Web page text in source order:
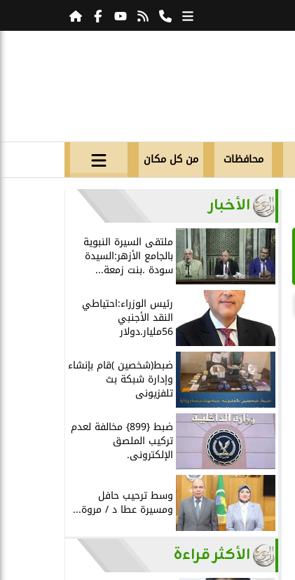
محافظات من كل مكان
الأخبار
ملتقى السيرة النبوية
بالجامع الأزهر:السيدة
سودة .بنت زمعة...
رئيس الوزراء:احتياطي
النقد الأجنبي
56مليار.دولار
ضبط(شخصين )قام بإنشاء
وإدارة شبكة بث
تلفزيونى
ضبط {899} مخالفة لعدم
تركيب الملصق
الإلكترونى.
وسط ترحيب حافل
ومسيرة عطا د / مروة...
الأكثر قراءة